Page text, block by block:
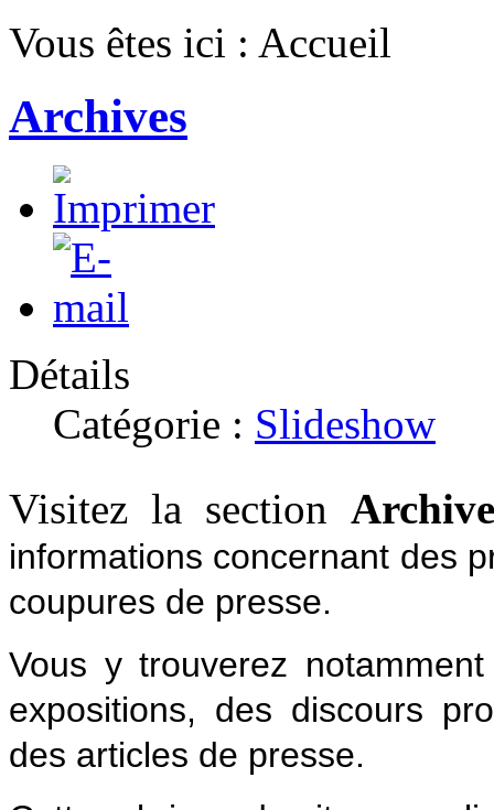
Vous êtes ici : Accueil
Archives
Détails
Catégorie : Slideshow
Visitez la section
informations concernant des
coupures de presse.
Vous y trouverez
expositions, des discours
des articles de presse.